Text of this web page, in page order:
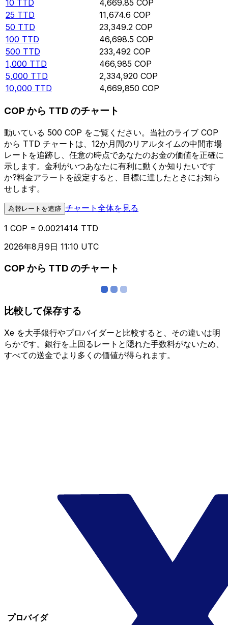
10 TTD 4,669.85 COP
25 TTD 11,674.6 COP
50 TTD 23,349.2 COP
100 TTD 46,698.5 COP
500 TTD 233,492 COP
1,000 TTD 466,985 COP
5,000 TTD 2,334,920 COP
10,000 TTD 4,669,850 COP
COP から TTD のチャート
動いている 500 COP をご覧ください。当社のライブ COP
から TTD チャートは、12か月間のリアルタイムの中間市場
レートを追跡し、任意の時点であなたのお金の価値を正確に
示します。金利がいつあなたに有利に動くか知りたいです
か?料金アラートを設定すると、目標に達したときにお知ら
せします。
為替レートを追跡 チャート全体を見る
1 COP = 0.0021414 TTD
2026年8月9日 11:10 UTC
COP から TTD のチャート
比較して保存する
Xe を大手銀行やプロバイダーと比較すると、その違いは明
らかです。銀行を上回るレートと隠れた手数料がないため、
すべての送金でより多くの価値が得られます。
プロバイダ